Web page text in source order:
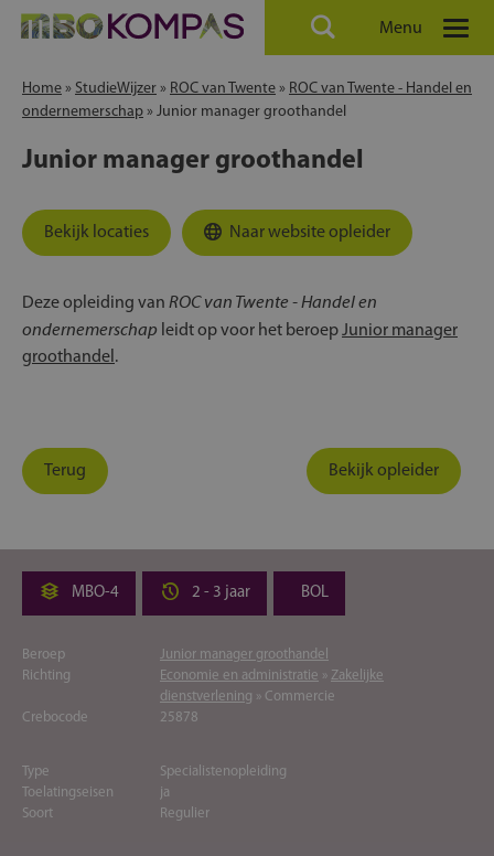
Menu
Home » StudieWijzer » ROC van Twente » ROC van Twente - Handel en
ondernemerschap » Junior manager groothandel
Junior manager groothandel
Bekijk locaties Naar website opleider
Deze opleiding van ROC van Twente - Handel en
ondernemerschap leidt op voor het beroepJunior manager
groothandel .
Terug Bekijk opleider
MBO-4 2 - 3 jaar BOL
Beroep
Junior manager groothandel
Richting
Economie en administratie » Zakelijke
dienstverlening » Commercie
Crebocode
25878
Type
Specialistenopleiding
Toelatingseisen
ja
Soort
Regulier